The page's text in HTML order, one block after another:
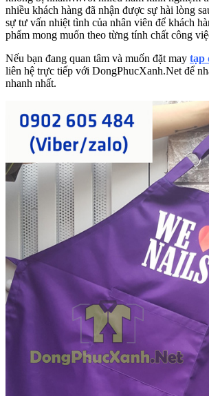
nhiều khách hàng đã nhận được sự hài lòng
sự tư vấn nhiệt tình của nhân viên để khách
phẩm mong muốn theo từng tính chất công
Nếu bạn đang quan tâm và muốn đặt may tạp
liên hệ trực tiếp với DongPhucXanh.Net để
nhanh nhất.